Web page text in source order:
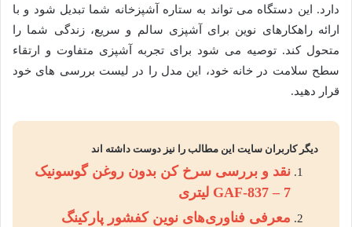
دارد. این دستگاه می تواند به ستاره آشپزخانه شما تبدیل شود و با
ارائه راهکارهای نوین برای آشپزی سالم و سریع، زندگی شما را
متحول کند. توصیه می شود برای تجربه آشپزی متفاوت و ارتقاء
سطح سلامت در خانه خود، این مدل را در لیست بررسی های خود
قرار دهید.
دیگر کاربران سایت این مطالب را نیز دوست داشته اند
نقد و بررسی سرخ کن بدون روغن گوسونیک
GAF-837 – 7 لیتری
معرفی فناوری‌های نوین کفشور پارکینگ